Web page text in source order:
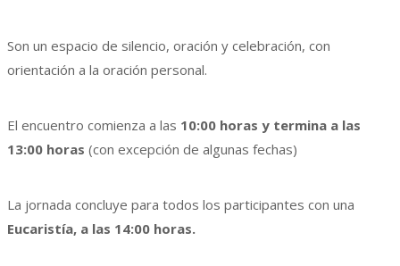
Son un espacio de silencio, oración y celebración, con
orientación a la oración personal.
El encuentro comienza a las 10:00 horas y termina a las
13:00 horas (con excepción de algunas fechas)
La jornada concluye para todos los participantes con una
Eucaristía, a las 14:00 horas.